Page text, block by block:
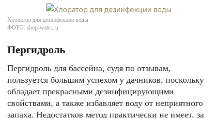
Хлоратор для дезинфекции воды
ФОТО: shop-water.ru
Пергидроль
Пергидроль для бассейна, судя по отзывам,
пользуется большим успехом у дачников, поскольку
обладает прекрасными дезинфицирующими
свойствами, а также избавляет воду от неприятного
запаха. Недостатков метод практически не имеет, за